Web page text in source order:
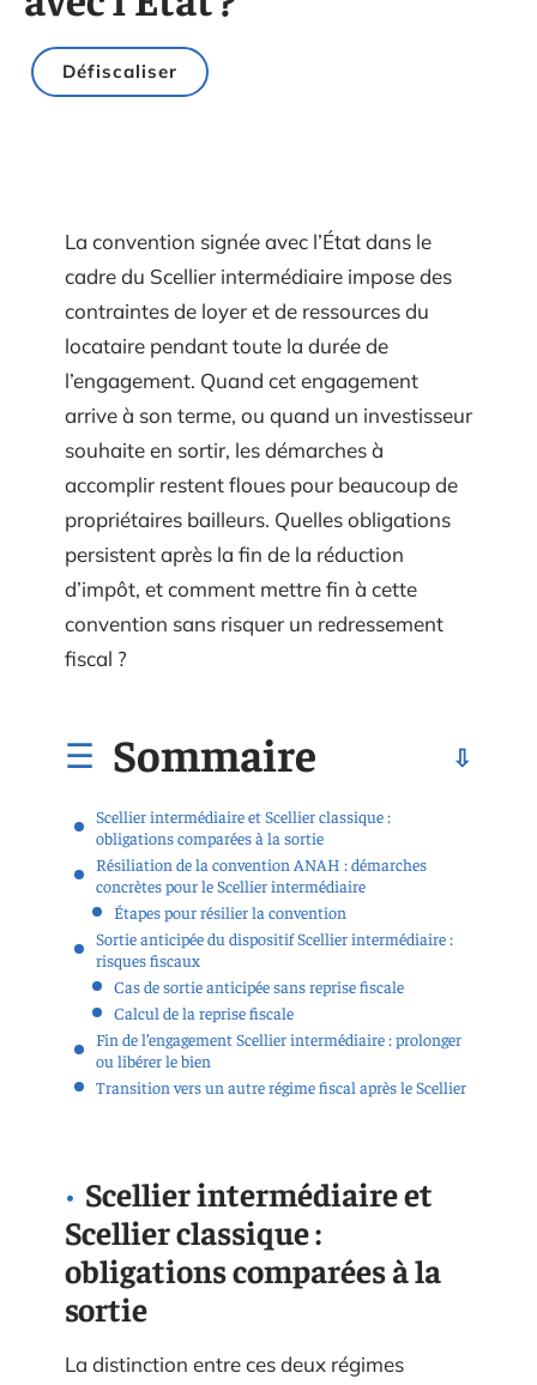
Défiscaliser
La convention signée avec l’État dans le
cadre du Scellier intermédiaire impose des
contraintes de loyer et de ressources du
locataire pendant toute la durée de
l’engagement. Quand cet engagement
arrive à son terme, ou quand un investisseur
souhaite en sortir, les démarches à
accomplir restent floues pour beaucoup de
propriétaires bailleurs. Quelles obligations
persistent après la fin de la réduction
d’impôt, et comment mettre fin à cette
convention sans risquer un redressement
fiscal ?
Sommaire
Scellier intermédiaire et Scellier classique :
obligations comparées à la sortie
Résiliation de la convention ANAH : démarches
concrètes pour le Scellier intermédiaire
Étapes pour résilier la convention
Sortie anticipée du dispositif Scellier intermédiaire :
risques fiscaux
Cas de sortie anticipée sans reprise fiscale
Calcul de la reprise fiscale
Fin de l’engagement Scellier intermédiaire : prolonger
ou libérer le bien
Transition vers un autre régime fiscal après le Scellier
Scellier intermédiaire et
Scellier classique :
obligations comparées à la
sortie
La distinction entre ces deux régimes